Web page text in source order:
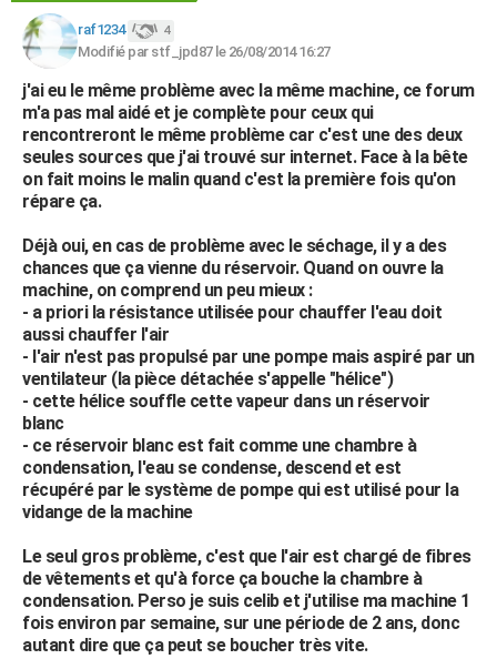
raf1234 4
Modifié par stf_jpd87 le 26/08/2014 16:27
j'ai eu le même problème avec la même machine, ce forum
m'a pas mal aidé et je complète pour ceux qui
rencontreront le même problème car c'est une des deux
seules sources que j'ai trouvé sur internet. Face à la bête
on fait moins le malin quand c'est la première fois qu'on
répare ça.
Déjà oui, en cas de problème avec le séchage, il y a des
chances que ça vienne du réservoir. Quand on ouvre la
machine, on comprend un peu mieux :
- a priori la résistance utilisée pour chauffer l'eau doit
aussi chauffer l'air
- l'air n'est pas propulsé par une pompe mais aspiré par un
ventilateur (la pièce détachée s'appelle "hélice")
- cette hélice souffle cette vapeur dans un réservoir
blanc
- ce réservoir blanc est fait comme une chambre à
condensation, l'eau se condense, descend et est
récupéré par le système de pompe qui est utilisé pour la
vidange de la machine
Le seul gros problème, c'est que l'air est chargé de fibres
de vêtements et qu'à force ça bouche la chambre à
condensation. Perso je suis celib et j'utilise ma machine 1
fois environ par semaine, sur une période de 2 ans, donc
autant dire que ça peut se boucher très vite.